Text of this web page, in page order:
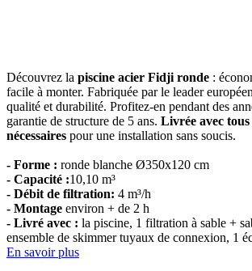
Découvrez la piscine acier Fidji ronde :
facile à monter. Fabriquée par le leader
qualité et durabilité. Profitez-en pendant des
garantie de structure de 5 ans. Livrée avec
nécessaires pour une installation sans soucis.
- Forme : ronde blanche Ø350x120 cm
- Capacité :10,10 m³
- Débit de filtration: 4 m³/h
- Montage environ + de 2 h
- Livré avec : la piscine, 1 filtration à sable +
ensemble de skimmer tuyaux de connexion, 1
En savoir plus